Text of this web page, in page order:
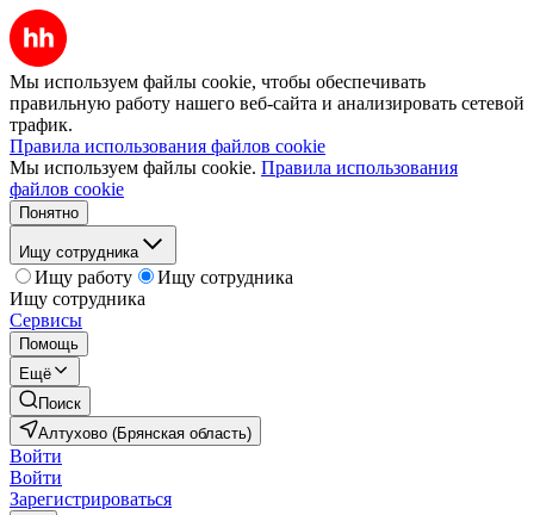
Мы используем файлы cookie, чтобы обеспечивать
правильную работу нашего веб-сайта и анализировать сетевой
трафик.
Правила использования файлов cookie
Мы используем файлы cookie. Правила использования
файлов cookie
Понятно
Ищу сотрудника
Ищу работу
Ищу сотрудника
Ищу сотрудника
Сервисы
Помощь
Ещё
Поиск
Алтухово (Брянская область)
Войти
Войти
Зарегистрироваться